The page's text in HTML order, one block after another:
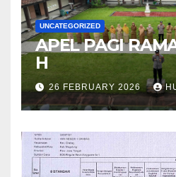
UNCATEGORIZED
APEL PAGI
H
26 FEBRUARY 2026